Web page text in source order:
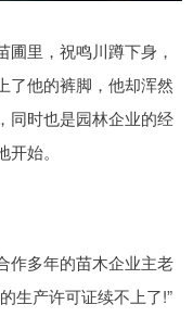
里，祝鸣川蹲下身，
了他的裤脚，他却浑然
同时也是园林企业的经
始。
作多年的苗木企业主老
生产许可证续不上了!”